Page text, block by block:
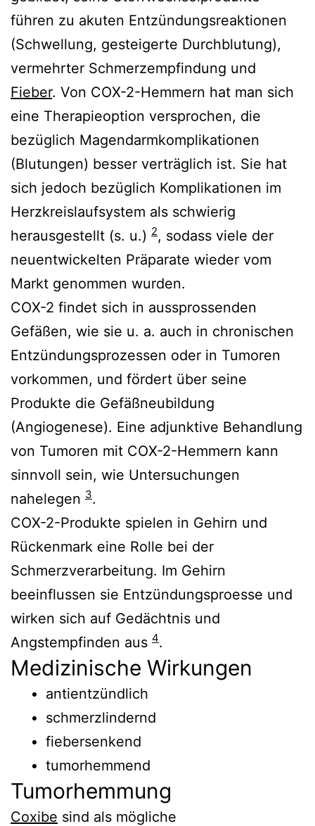
führen zu akuten Entzündungsreaktionen
(Schwellung, gesteigerte Durchblutung),
vermehrter Schmerzempfindung und
Fieber. Von COX-2-Hemmern hat man sich
eine Therapieoption versprochen, die
bezüglich Magendarmkomplikationen
(Blutungen) besser verträglich ist. Sie hat
sich jedoch bezüglich Komplikationen im
Herzkreislaufsystem als schwierig
herausgestellt (s. u.) 2, sodass viele der
neuentwickelten Präparate wieder vom
Markt genommen wurden.
COX-2 findet sich in aussprossenden
Gefäßen, wie sie u. a. auch in chronischen
Entzündungsprozessen oder in Tumoren
vorkommen, und fördert über seine
Produkte die Gefäßneubildung
(Angiogenese). Eine adjunktive Behandlung
von Tumoren mit COX-2-Hemmern kann
sinnvoll sein, wie Untersuchungen
nahelegen 3.
COX-2-Produkte spielen in Gehirn und
Rückenmark eine Rolle bei der
Schmerzverarbeitung. Im Gehirn
beeinflussen sie Entzündungsproesse und
wirken sich auf Gedächtnis und
Angstempfinden aus 4.
Medizinische Wirkungen
antientzündlich
schmerzlindernd
fiebersenkend
tumorhemmend
Tumorhemmung
Coxibe sind als mögliche